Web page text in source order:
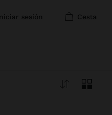
iniciar sesión cesta